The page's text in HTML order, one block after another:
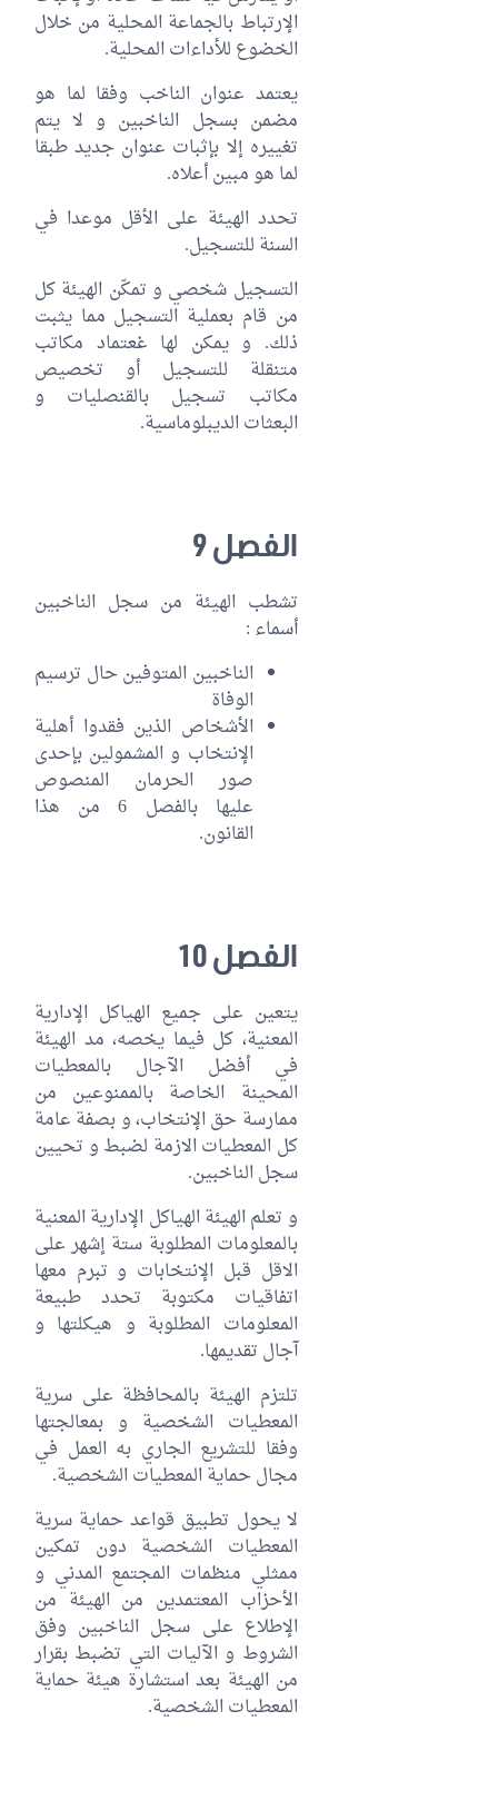
الإرتباط بالجماعة المحلية من خلال
الخضوع للأداءات المحلية.
يعتمد عنوان الناخب وفقا لما هو
مضمن بسجل الناخبين و لا يتم
تغييره إلا بإثبات عنوان جديد طبقا
لما هو مبين أعلاه.
تحدد الهيئة على الأقل موعدا في
السنة للتسجيل.
التسجيل شخصي و تمكّن الهيئة كل
من قام بعملية التسجيل مما يثبت
ذلك. و يمكن لها غعتماد مكاتب
متنقلة للتسجيل أو تخصيص
مكاتب تسجيل بالقنصليات و
البعثات الديبلوماسية.
الفصل 9
تشطب الهيئة من سجل الناخبين
أسماء :
الناخبين المتوفين حال ترسيم
الوفاة
الأشخاص الذين فقدوا أهلية
الإنتخاب و المشمولين بإحدى
صور الحرمان المنصوص
عليها بالفصل 6 من هذا
القانون.
الفصل 10
يتعين على جميع الهياكل الإدارية
المعنية، كل فيما يخصه، مد الهيئة
في أفضل الآجال بالمعطيات
المحينة الخاصة بالممنوعين من
ممارسة حق الإنتخاب، و بصفة عامة
كل المعطيات الازمة لضبط و تحيين
سجل الناخبين.
و تعلم الهيئة الهياكل الإدارية المعنية
بالمعلومات المطلوبة ستة إشهر على
الاقل قبل الإنتخابات و تبرم معها
اتفاقيات مكتوبة تحدد طبيعة
المعلومات المطلوبة و هيكلتها و
آجال تقديمها.
تلتزم الهيئة بالمحافظة على سرية
المعطيات الشخصية و بمعالجتها
وفقا للتشريع الجاري به العمل في
مجال حماية المعطيات الشخصية.
لا يحول تطبيق قواعد حماية سرية
المعطيات الشخصية دون تمكين
ممثلي منظمات المجتمع المدني و
الأحزاب المعتمدين من الهيئة من
الإطلاع على سجل الناخبين وفق
الشروط و الآليات التي تضبط بقرار
من الهيئة بعد استشارة هيئة حماية
المعطيات الشخصية.